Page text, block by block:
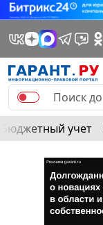
Бюджетный учет